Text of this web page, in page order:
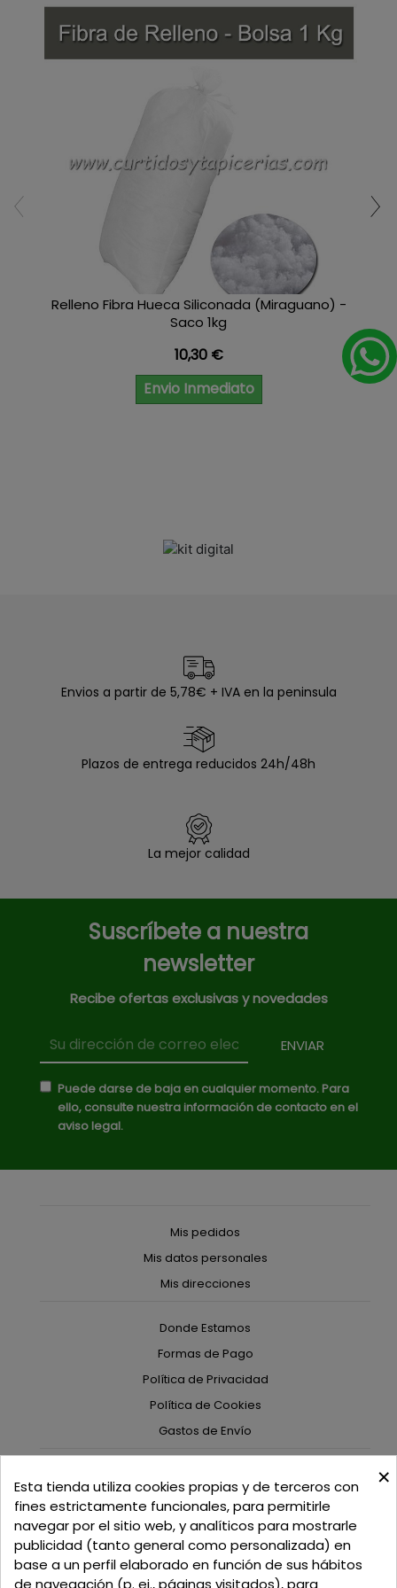
Relleno Fibra Hueca Siliconada (Miraguano) -
Saco 1kg
Precio
10,30 €
Envio Inmediato
Envios a partir de 5,78€ + IVA en la peninsula
Plazos de entrega reducidos 24h/48h
La mejor calidad
Suscríbete a nuestra
newsletter
Recibe ofertas exclusivas y novedades
Puede darse de baja en cualquier momento. Para
ello, consulte nuestra información de contacto en el
aviso legal.
Mis pedidos
Mis datos personales
Mis direcciones
Donde Estamos
Formas de Pago
Política de Privacidad
Política de Cookies
Gastos de Envío
C/ Delgadillo Nº 7 - Local 1 - 45600
Talavera de la Reina - Toledo - (España)
Llamadnos:+34 925 82 02 19 o625 654 791
Email: curtidosytapicerias@gmail.com
×
Esta tienda utiliza cookies propias y de terceros con
fines estrictamente funcionales, para permitirle
navegar por el sitio web, y analíticos para mostrarle
publicidad (tanto general como personalizada) en
base a un perfil elaborado en función de sus hábitos
de navegación (p. ej., páginas visitados), para